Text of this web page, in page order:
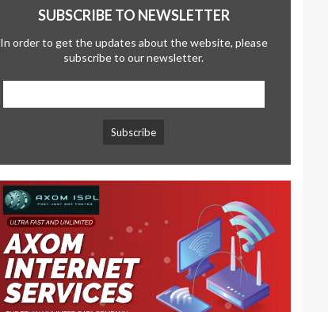
SUBSCRIBE TO NEWSLETTER
In order to get the updates about the website, please
subscribe to our newsletter.